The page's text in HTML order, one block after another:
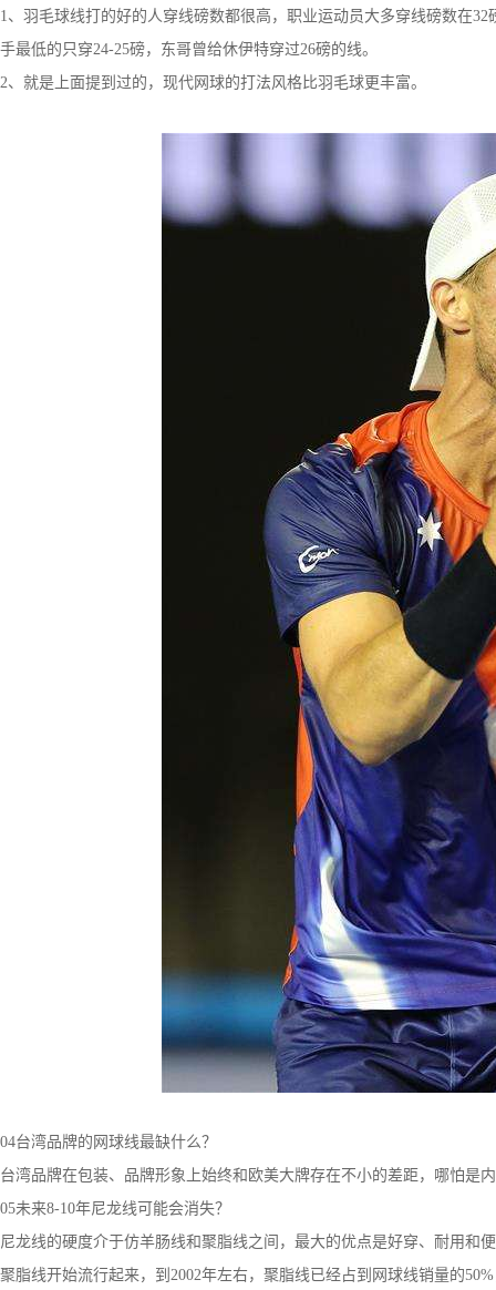
1、羽毛球线打的好的人穿线磅数都很高，职业运动员大多穿线磅数在
手最低的只穿24-25磅，东哥曾给休伊特穿过26磅的线。
2、就是上面提到过的，现代网球的打法风格比羽毛球更丰富。
04台湾品牌的网球线最缺什么？
台湾品牌在包装、品牌形象上始终和欧美大牌存在不小的差距，哪怕是
05未来8-10年尼龙线可能会消失？
尼龙线的硬度介于仿羊肠线和聚脂线之间，最大的优点是好穿、耐用和
聚脂线开始流行起来，到2002年左右，聚脂线已经占到网球线销量的